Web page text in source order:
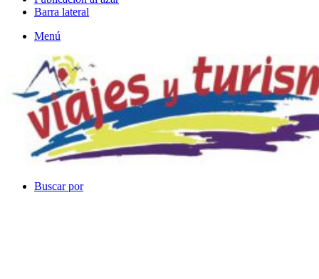
Barra lateral
Menú
Buscar por